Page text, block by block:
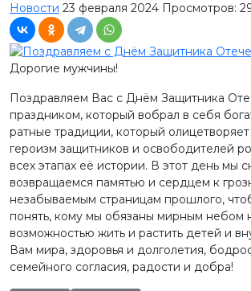
Новости 23 февраля 2024 Просмотров:
Дорогие мужчины!
Поздравляем Вас с Днём Защитника
праздником, который вобрал в себя
ратные традиции, который
героизм защитников и освободителей
всех этапах её истории. В этот день мы
возвращаемся памятью и сердцем к
незабываемым страницам прошлого,
понять, кому мы обязаны мирным небом
возможностью жить и растить детей и
Вам мира, здоровья и долголетия,
семейного согласия, радости и добра!